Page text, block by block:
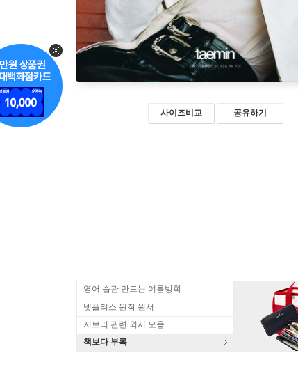
사이즈비교 공유하기
영어 습관 만드는 여름방학
넷플리스 원작 원서
지브리 관련 외서 모음
책보다 부록